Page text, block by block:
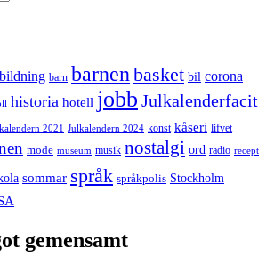
barn barnen basket bil corona
historia hotell jobb Julkalenderfacit
2021 Julkalendern 2024 konst kåseri lifvet
mode museum musik nostalgi ord radio recept
sommar språk språkpolis Stockholm
gemensamt